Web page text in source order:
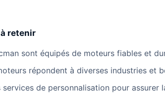
retenir
sont équipés de moteurs fiables et
répondent à diverses industries et
de personnalisation pour